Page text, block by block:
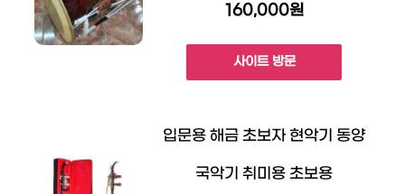
160,000원
사이트 방문
입문용 해금 초보자 현악기 동양
국악기 취미용 초보용